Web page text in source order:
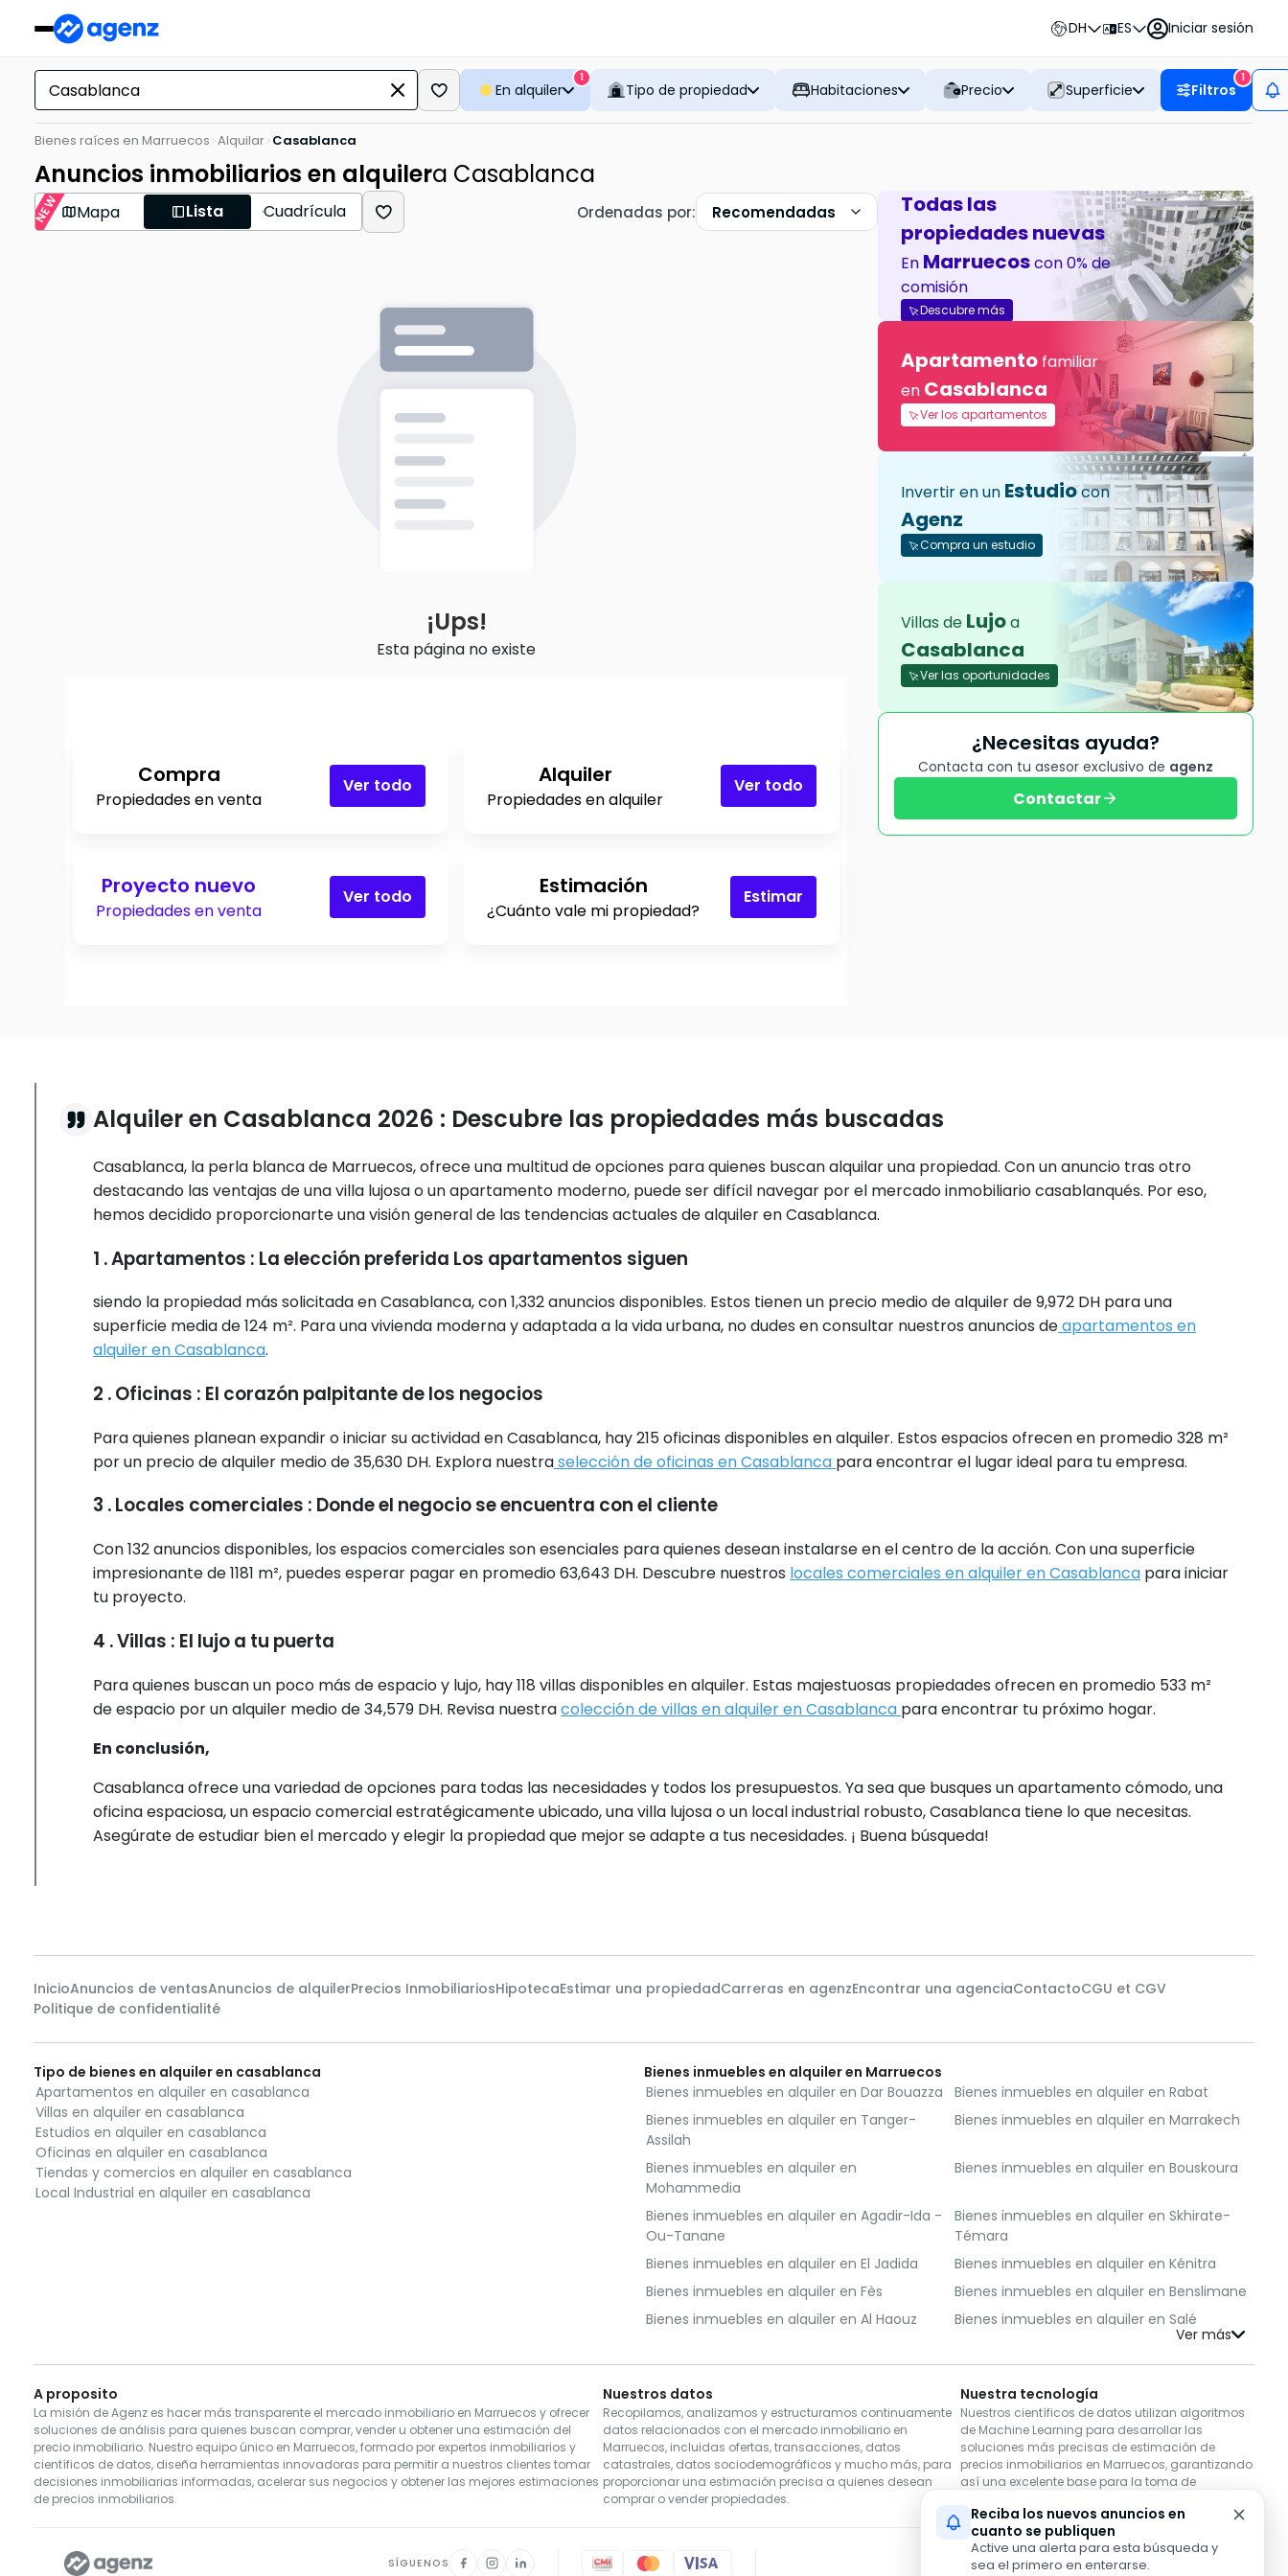
DH ES Iniciar sesión
En alquiler
1
Tipo de propiedad Habitaciones Precio Superficie Filtros
1
Bienes raíces en Marruecos Alquilar Casablanca
Anuncios inmobiliarios en alquilera Casablanca
NEW Mapa Lista Cuadrícula Ordenadas por: Recomendadas
¡Ups!
Esta página no existe
Compra
Propiedades en venta
Ver todo Alquiler
Propiedades en alquiler
Ver todo
Proyecto nuevo
Propiedades en venta
Ver todo Estimación
¿Cuánto vale mi propiedad?
Estimar
Todas las
propiedades nuevas
En Marruecoscon 0% de
comisión
Descubre más
Apartamento familiar
en Casablanca
Ver los apartamentos
Invertir en un Estudiocon
Agenz
Compra un estudio
Villas de Lujoa
Casablanca
Ver las oportunidades
¿Necesitas ayuda?
Contacta con tu asesor exclusivo de agenz
Contactar
Alquiler en Casablanca 2026 : Descubre las propiedades más buscadas
Casablanca, la perla blanca de Marruecos, ofrece una multitud de opciones para quienes buscan alquilar una propiedad. Con un anuncio tras otro
destacando las ventajas de una villa lujosa o un apartamento moderno, puede ser difícil navegar por el mercado inmobiliario casablanqués. Por eso,
hemos decidido proporcionarte una visión general de las tendencias actuales de alquiler en Casablanca.
1 . Apartamentos : La elección preferida Los apartamentos siguen
siendo la propiedad más solicitada en Casablanca, con 1,332 anuncios disponibles. Estos tienen un precio medio de alquiler de 9,972 DH para una
superficie media de 124 m². Para una vivienda moderna y adaptada a la vida urbana, no dudes en consultar nuestros anuncios deapartamentos en
alquiler en Casablanca.
2 . Oficinas : El corazón palpitante de los negocios
Para quienes planean expandir o iniciar su actividad en Casablanca, hay 215 oficinas disponibles en alquiler. Estos espacios ofrecen en promedio 328 m²
por un precio de alquiler medio de 35,630 DH. Explora nuestraselección de oficinas en Casablanca para encontrar el lugar ideal para tu empresa.
3 . Locales comerciales : Donde el negocio se encuentra con el cliente
Con 132 anuncios disponibles, los espacios comerciales son esenciales para quienes desean instalarse en el centro de la acción. Con una superficie
impresionante de 1181 m², puedes esperar pagar en promedio 63,643 DH. Descubre nuestros locales comerciales en alquiler en Casablanca para iniciar
tu proyecto.
4 . Villas : El lujo a tu puerta
Para quienes buscan un poco más de espacio y lujo, hay 118 villas disponibles en alquiler. Estas majestuosas propiedades ofrecen en promedio 533 m²
de espacio por un alquiler medio de 34,579 DH. Revisa nuestracolección de villas en alquiler en Casablanca para encontrar tu próximo hogar.
En conclusión,
Casablanca ofrece una variedad de opciones para todas las necesidades y todos los presupuestos. Ya sea que busques un apartamento cómodo, una
oficina espaciosa, un espacio comercial estratégicamente ubicado, una villa lujosa o un local industrial robusto, Casablanca tiene lo que necesitas.
Asegúrate de estudiar bien el mercado y elegir la propiedad que mejor se adapte a tus necesidades. ¡ Buena búsqueda!
Reciba los nuevos anuncios en
cuanto se publiquen
Active una alerta para esta búsqueda y
sea el primero en enterarse.
InicioAnuncios de ventasAnuncios de alquilerPrecios InmobiliariosHipotecaEstimar una propiedadCarreras en agenzEncontrar una agenciaContactoCGU et CGV
Politique de confidentialité
Tipo de bienes en alquiler en casablanca
Apartamentos en alquiler en casablanca
Villas en alquiler en casablanca
Estudios en alquiler en casablanca
Oficinas en alquiler en casablanca
Tiendas y comercios en alquiler en casablanca
Local Industrial en alquiler en casablanca
Bienes inmuebles en alquiler en Marruecos
Bienes inmuebles en alquiler en Dar Bouazza
Bienes inmuebles en alquiler en Rabat
Bienes inmuebles en alquiler en Tanger-
Assilah
Bienes inmuebles en alquiler en Marrakech
Bienes inmuebles en alquiler en
Mohammedia
Bienes inmuebles en alquiler en Bouskoura
Bienes inmuebles en alquiler en Agadir-Ida -
Ou-Tanane
Bienes inmuebles en alquiler en Skhirate-
Témara
Bienes inmuebles en alquiler en El Jadida
Bienes inmuebles en alquiler en Kénitra
Bienes inmuebles en alquiler en Fès
Bienes inmuebles en alquiler en Benslimane
Bienes inmuebles en alquiler en Al Haouz
Bienes inmuebles en alquiler en Salé
Bienes inmuebles en alquiler en Rehamna
Bienes inmuebles en alquiler en Inezgane-
Ait Melloul
Bienes inmuebles en alquiler en M'Diq-
Fnideq
Bienes inmuebles en alquiler en Khémisset
Bienes inmuebles en alquiler en Settat
A proposito
La misión de Agenz es hacer más transparente el mercado inmobiliario en Marruecos y ofrecer
soluciones de análisis para quienes buscan comprar, vender u obtener una estimación del
precio inmobiliario. Nuestro equipo único en Marruecos, formado por expertos inmobiliarios y
científicos de datos, diseña herramientas innovadoras para permitir a nuestros clientes tomar
decisiones inmobiliarias informadas, acelerar sus negocios y obtener las mejores estimaciones
de precios inmobiliarios.
Nuestros datos
Recopilamos, analizamos y estructuramos continuamente
datos relacionados con el mercado inmobiliario en
Marruecos, incluidas ofertas, transacciones, datos
catastrales, datos sociodemográficos y mucho más, para
proporcionar una estimación precisa a quienes desean
comprar o vender propiedades.
Nuestra tecnología
Nuestros científicos de datos utilizan algoritmos
de Machine Learning para desarrollar las
soluciones más precisas de estimación de
precios inmobiliarios en Marruecos, garantizando
así una excelente base para la toma de
SÍGUENOS Descargar en
App Store
Descargar en
Google Play